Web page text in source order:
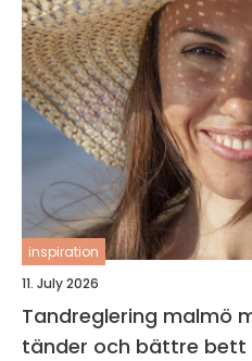
inspiration
11. July 2026
Tandreglering malmö modern teknik för raka
tänder och bättre bett